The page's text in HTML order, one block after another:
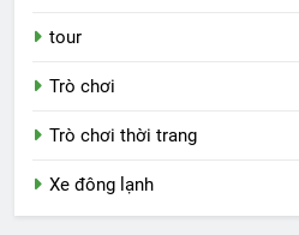
tour
Trò chơi
Trò chơi thời trang
Xe đông lạnh